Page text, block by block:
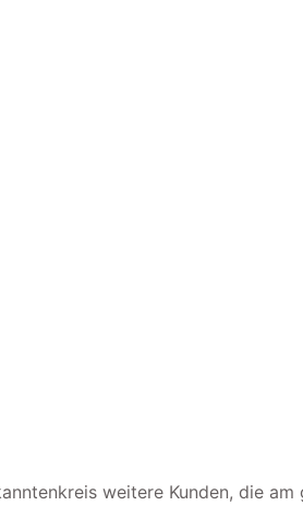
weitere Kunden, die